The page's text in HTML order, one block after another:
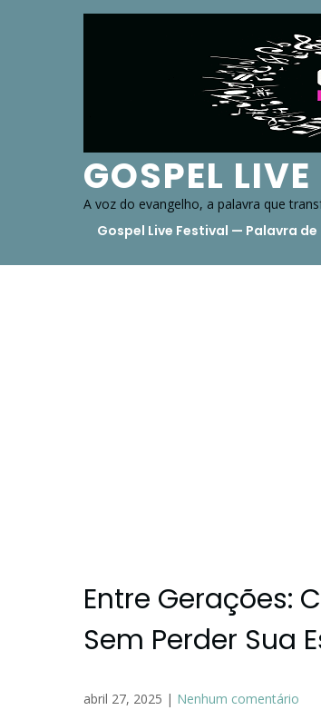
GOSPEL
A voz do evangelho, a palavra que
Gospel Live Festival — Palavra
Entre Gerações:
Sem Perder Sua
abril 27, 2025 | Nenhum comentário